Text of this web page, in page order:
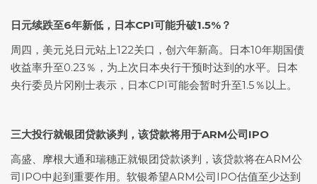
日元续跌至6年新低，日本CPI可能升破1.5%？
周四， 美元兑日元站上122关口，创六年新高。日本10年期国债
收益率升至0.23％，为上次日本央行干预时达到的水平。日本
央行委员片冈刚士表示，日本CPI可能会暂时升至1.5％以上。
三大投行就银团贷款谈判，该贷款将用于ARM公司IPO
高盛、摩根大通和瑞穗正就银团贷款谈判，该贷款将在ARM公
司IPO中起到重要作用。软银希望ARM公司IPO估值至少达到